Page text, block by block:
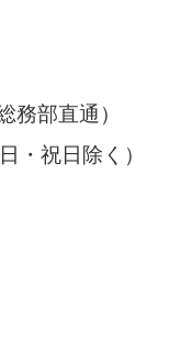
部直通）
祝日除く）